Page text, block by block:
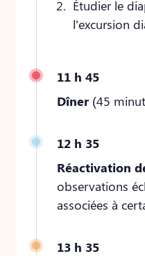
Étudier le
l’excursion
11 h 45
Dîner (45
12 h 35
Réactivation
observations
associées à
13 h 35